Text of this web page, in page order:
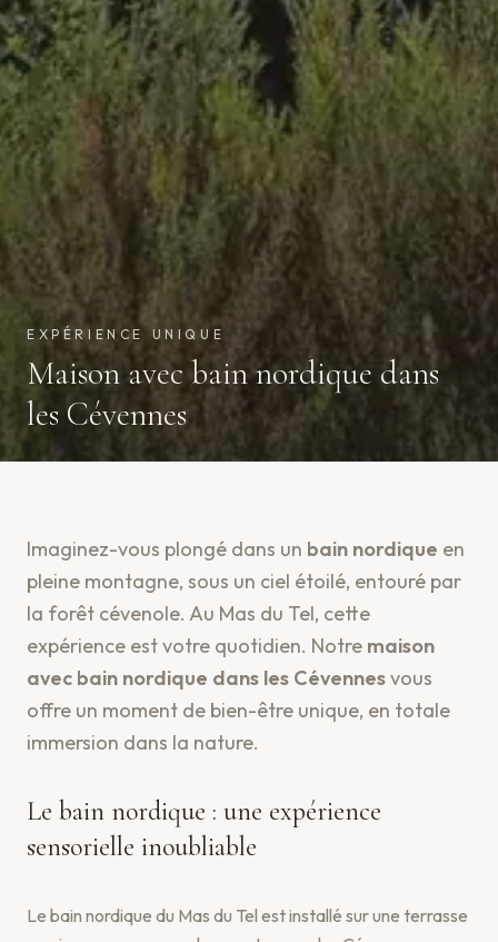
EXPÉRIENCE UNIQUE
Maison avec bain nordique dans
les Cévennes
Imaginez-vous plongé dans un bain nordique en
pleine montagne, sous un ciel étoilé, entouré par
la forêt cévenole. Au Mas du Tel, cette
expérience est votre quotidien. Notre maison
avec bain nordique dans les Cévennesvous
offre un moment de bien-être unique, en totale
immersion dans la nature.
Le bain nordique : une expérience
sensorielle inoubliable
Le bain nordique du Mas du Tel est installé sur une terrasse